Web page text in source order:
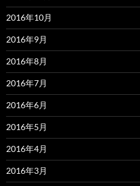
2016年10月
2016年9月
2016年8月
2016年7月
2016年6月
2016年5月
2016年4月
2016年3月